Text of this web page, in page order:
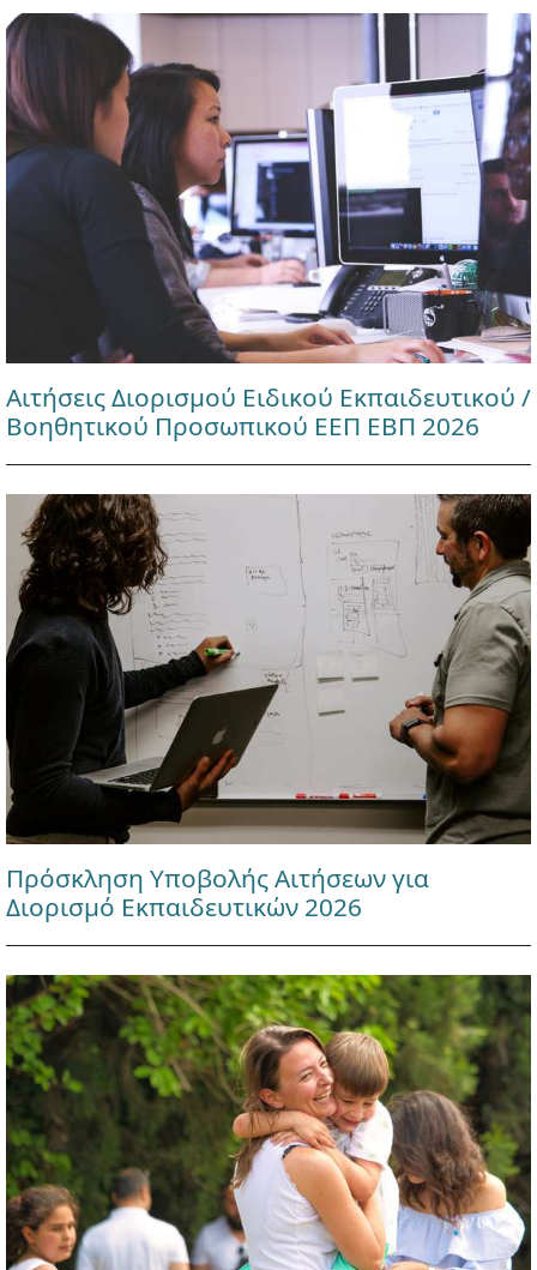
Αιτήσεις Διορισμού Ειδικού Εκπαιδευτικού /
Βοηθητικού Προσωπικού ΕΕΠ ΕΒΠ 2026
Πρόσκληση Υποβολής Αιτήσεων για
Διορισμό Εκπαιδευτικών 2026